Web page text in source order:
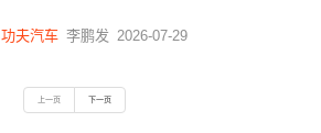
功夫汽车 李鹏发 2026-07-29
上一页 下一页